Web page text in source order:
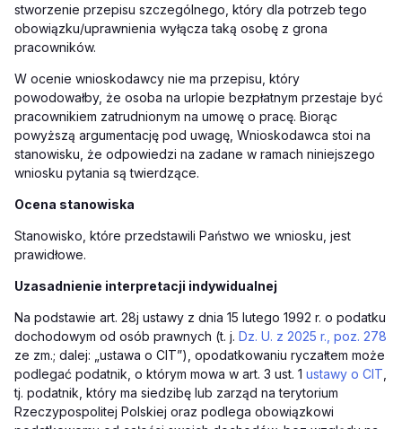
stworzenie przepisu szczególnego, który dla potrzeb tego
obowiązku/uprawnienia wyłącza taką osobę z grona
pracowników.
W ocenie wnioskodawcy nie ma przepisu, który
powodowałby, że osoba na urlopie bezpłatnym przestaje być
pracownikiem zatrudnionym na umowę o pracę. Biorąc
powyższą argumentację pod uwagę, Wnioskodawca stoi na
stanowisku, że odpowiedzi na zadane w ramach niniejszego
wniosku pytania są twierdzące.
Ocena stanowiska
Stanowisko, które przedstawili Państwo we wniosku, jest
prawidłowe.
Uzasadnienie interpretacji indywidualnej
Na podstawie art. 28j ustawy z dnia 15 lutego 1992 r. o podatku
dochodowym od osób prawnych (t. j. Dz. U. z 2025 r., poz. 278
ze zm.; dalej: „ustawa o CIT”), opodatkowaniu ryczałtem może
podlegać podatnik, o którym mowa w art. 3 ust. 1 ustawy o CIT
tj. podatnik, który ma siedzibę lub zarząd na terytorium
Rzeczypospolitej Polskiej oraz podlega obowiązkowi